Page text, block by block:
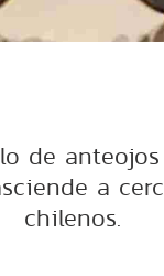
de
a
chilenos.